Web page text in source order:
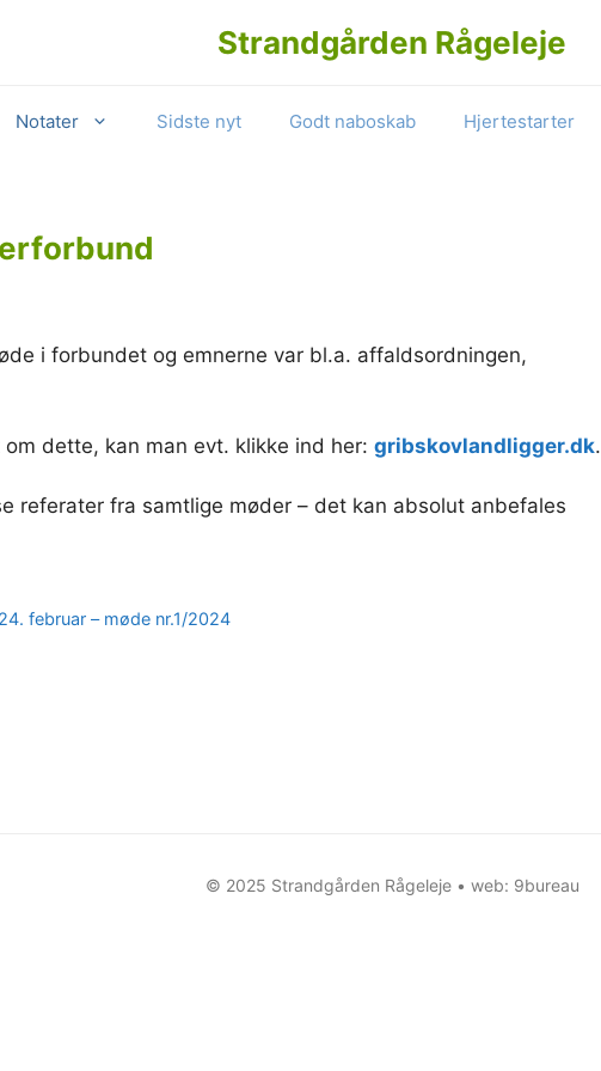
Strandgården Rågeleje
Notater Sidste nyt Godt naboskab Hjertestarter
i forbundet og emnerne var bl.a. affaldsordningen,
dette, kan man evt. klikke ind her: gribskovlandligger.dk.
referater fra samtlige møder – det kan absolut anbefales
februar – møde nr.1/2024
© 2025 Strandgården Rågeleje • web: 9bureau